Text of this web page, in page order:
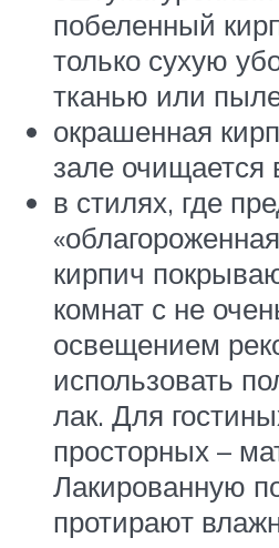
побеленный
только сухую
тканью или
окрашенная
зале очищается
в стилях, где
кирпич
комнат с не
освещением
использовать
лак. Для
просторных –
Лакированную
протирают